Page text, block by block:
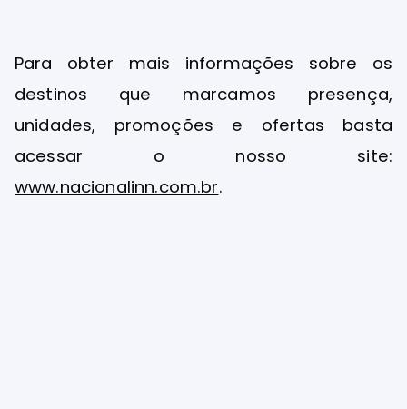
Para obter mais informações sobre os
destinos que marcamos presença,
unidades, promoções e ofertas basta
acessar o nosso site:
www.nacionalinn.com.br.